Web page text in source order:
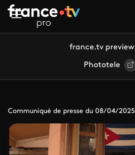
Aller au contenu principal
france.tv preview
Phototele
Communiqué de presse du 08/04/2025